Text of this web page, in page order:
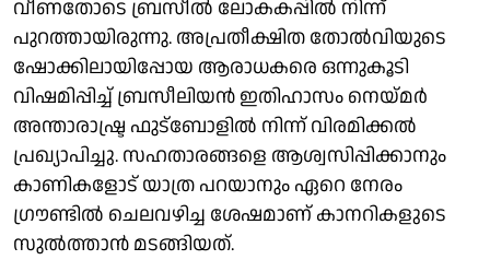
വീണതോടെ ബ്രസീൽ ലോകകപ്പിൽ നിന്ന്
പുറത്തായിരുന്നു. അപ്രതീക്ഷിത തോൽവിയുടെ
ഷോക്കിലായിപ്പോയ ആരാധകരെ ഒന്നുകൂടി
വിഷമിപ്പിച്ച് ബ്രസീലിയൻ ഇതിഹാസം നെയ്മർ
അന്താരാഷ്ട്ര ഫുട്ബോളിൽ നിന്ന് വിരമിക്കൽ
പ്രഖ്യാപിച്ചു. സഹതാരങ്ങളെ ആശ്വസിപ്പിക്കാനും
കാണികളോട് യാത്ര പറയാനും ഏറെ നേരം
ഗ്രൗണ്ടിൽ ചെലവഴിച്ച ശേഷമാണ് കാനറികളുടെ
സുൽത്താൻ മടങ്ങിയത്.